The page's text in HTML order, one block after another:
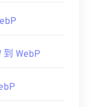
到 WebP